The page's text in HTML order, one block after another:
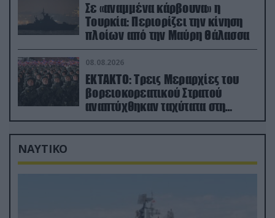
Σε «αναμμένα κάρβουνα» η
Τουρκία: Περιορίζει την κίνηση
πλοίων από την Μαύρη Θάλασσα
08.08.2026
ΕΚΤΑΚΤΟ: Τρεις Μεραρχίες του
βορειοκορεατικού Στρατού
αναπτύχθηκαν ταχύτατα στη
Ρωσία
ΝΑΥΤΙΚΟ